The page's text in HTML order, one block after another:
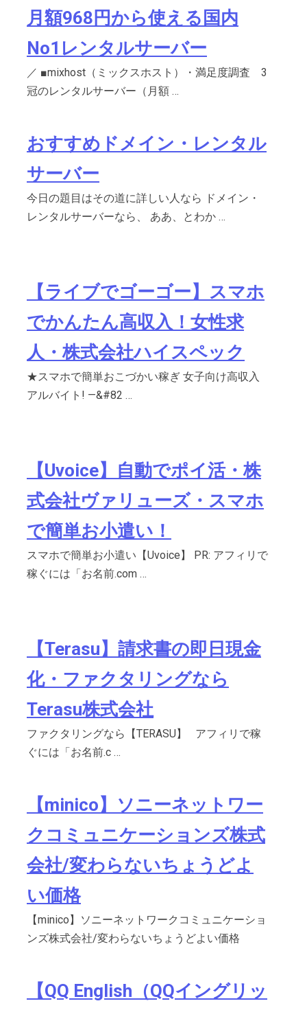
月額968円から使える国内
No1レンタルサーバー
／ ■mixhost（ミックスホスト）・満足度調査 3
冠のレンタルサーバー（月額 …
おすすめドメイン・レンタル
サーバー
今日の題目はその道に詳しい人なら ドメイン・
レンタルサーバーなら、 ああ、とわか …
【ライブでゴーゴー】スマホ
でかんたん高収入！女性求
人・株式会社ハイスペック
★スマホで簡単おこづかい稼ぎ 女子向け高収入
アルバイト! —&#82 …
【Uvoice】自動でポイ活・株
式会社ヴァリューズ・スマホ
で簡単お小遣い！
スマホで簡単お小遣い【Uvoice】 PR: アフィリで
稼ぐには「お名前.com …
【Terasu】請求書の即日現金
化・ファクタリングなら
Terasu株式会社
ファクタリングなら【TERASU】 アフィリで稼
ぐには「お名前.c …
【minico】ソニーネットワー
クコミュニケーションズ株式
会社/変わらないちょうどよ
い価格
【minico】ソニーネットワークコミュニケーショ
ンズ株式会社/変わらないちょうどよい価格
【QQ English（QQイングリッ